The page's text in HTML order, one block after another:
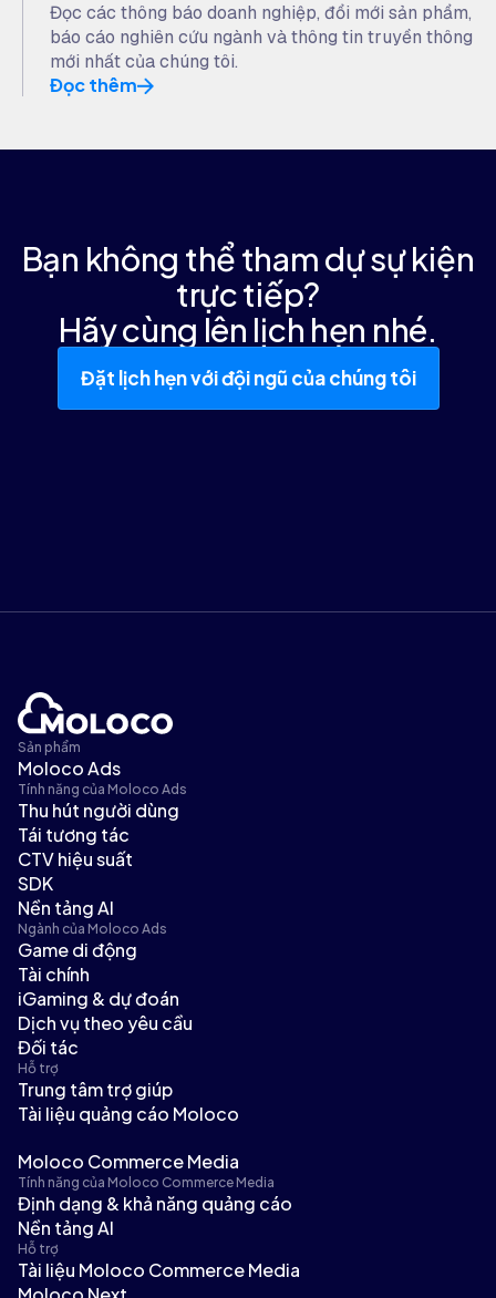
Đọc các thông báo doanh nghiệp, đổi mới sản phẩm,
báo cáo nghiên cứu ngành và thông tin truyền thông
mới nhất của chúng tôi.
Đọc thêm
Bạn không thể tham dự sự kiện
trực tiếp?
Hãy cùng lên lịch hẹn nhé.
Đặt lịch hẹn với đội ngũ của chúng tôi
Sản phẩm
Moloco Ads
Tính năng của Moloco Ads
Thu hút người dùng
Tái tương tác
CTV hiệu suất
SDK
Nền tảng AI
Ngành của Moloco Ads
Game di động
Tài chính
iGaming & dự đoán
Dịch vụ theo yêu cầu
Đối tác
Hỗ trợ
Trung tâm trợ giúp
Tài liệu quảng cáo Moloco
Moloco Commerce Media
Tính năng của Moloco Commerce Media
Định dạng & khả năng quảng cáo
Nền tảng AI
Hỗ trợ
Tài liệu Moloco Commerce Media